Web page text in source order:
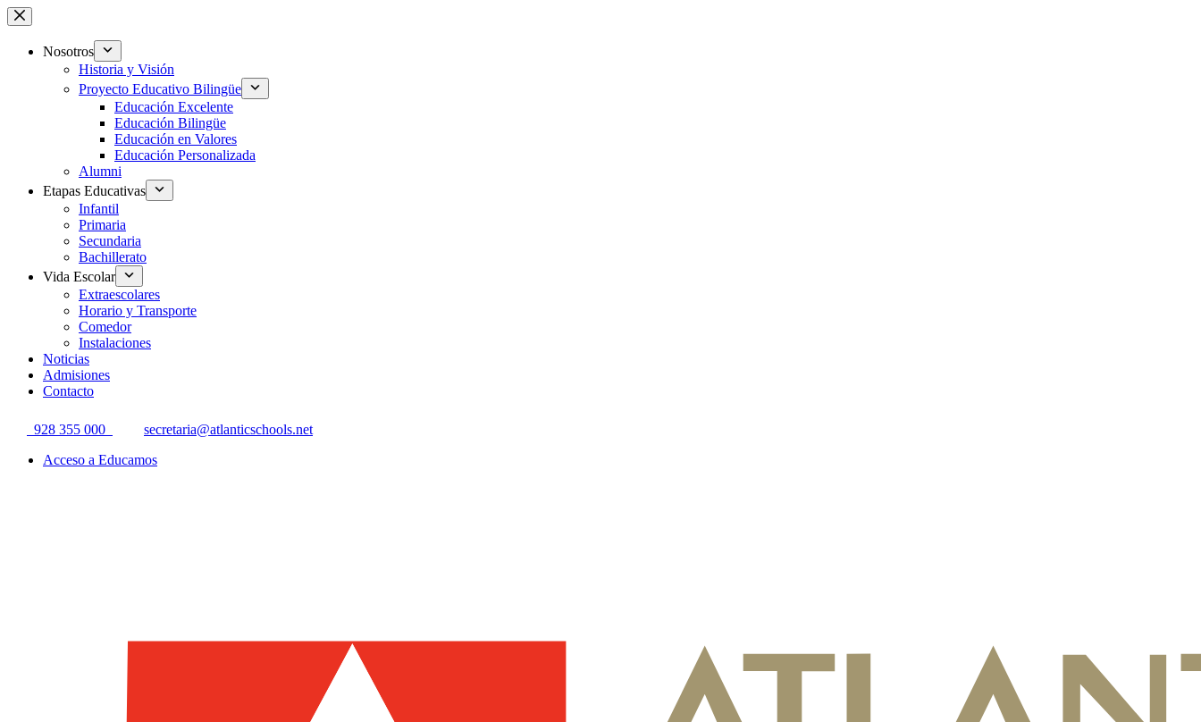
Saltar
al
contenidoNosotros
Historia y Visión
Proyecto Educativo Bilingüe
Educación Excelente
Educación Bilingüe
Educación en Valores
Educación Personalizada
Alumni
Etapas Educativas
Infantil
Primaria
Secundaria
Bachillerato
Vida Escolar
Extraescolares
Horario y Transporte
Comedor
Instalaciones
Noticias
Admisiones
Contacto
928 355 000
secretaria@atlanticschools.net
Acceso a Educamos